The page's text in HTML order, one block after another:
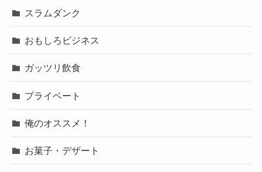
スラムダンク
おもしろビジネス
ガッツリ飲食
プライベート
俺のオススメ！
お菓子・デザート